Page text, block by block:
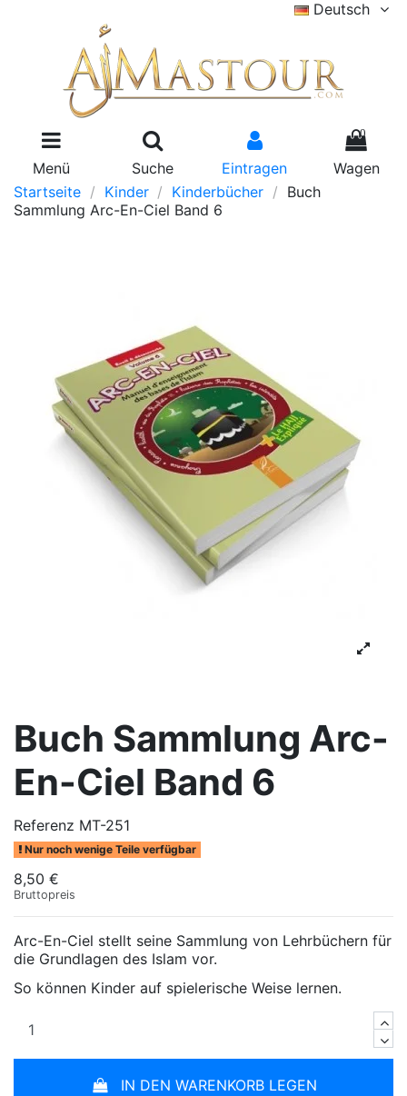
Deutsch
Menü Suche Eintragen
0
Wagen
Startseite
Kinder Kinderbücher
Buch
Sammlung Arc-En-Ciel Band 6
Buch Sammlung Arc-
En-Ciel Band 6
Referenz MT-251
Nur noch wenige Teile verfügbar
8,50 €
Bruttopreis
Arc-En-Ciel stellt seine Sammlung von Lehrbüchern für
die Grundlagen des Islam vor.
So können Kinder auf spielerische Weise lernen.
IN DEN WARENKORB LEGEN